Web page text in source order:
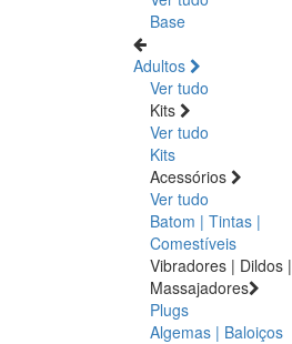
Base
Adultos
Ver tudo
Kits
Ver tudo
Kits
Acessórios
Ver tudo
Batom | Tintas |
Comestíveis
Vibradores | Dildos |
Massajadores
Plugs
Algemas | Baloiços